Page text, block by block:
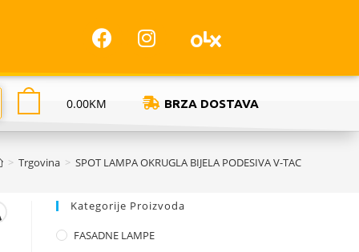
0.00KM BRZA DOSTAVA
> Trgovina > SPOT LAMPA OKRUGLA BIJELA PODESIVA V-TAC
Kategorije Proizvoda
FASADNE LAMPE